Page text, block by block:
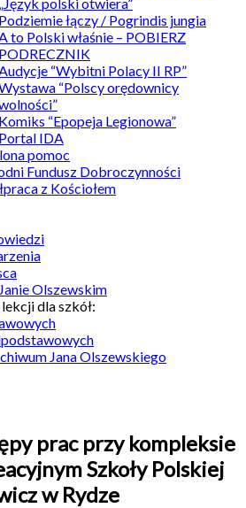
Podziemie łączy / Pogrindis jungia
to Polski właśnie – POBIERZ
PODRECZNIK
“Wybitni Polacy II RP”
“Polscy orędownicy
Komiks “Epopeja Legionowa”
Portal IDA
pomoc
Fundusz Dobroczynności
z Kościołem
Olszewskim
dla szkół:
Jana Olszewskiego
prac przy kompleksie
Szkoły Polskiej
w Rydze